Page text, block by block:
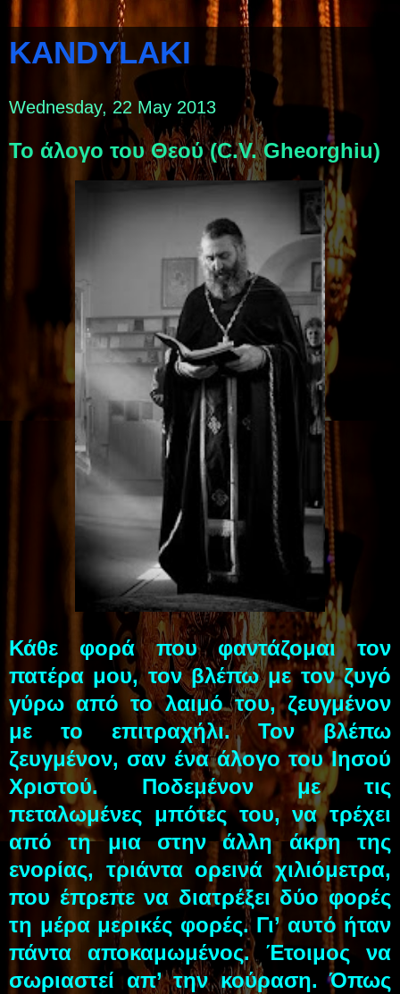
KANDYLAKI
Wednesday, 22 May 2013
Το άλογο του Θεού (C.V. Gheorghiu)
Κάθε φορά που φαντάζομαι τον
πατέρα μου, τον βλέπω με τον ζυγό
γύρω από το λαιμό του, ζευγμένον
με το επιτραχήλι. Τον βλέπω
ζευγμένον, σαν ένα άλογο του Ιησού
Χριστού. Ποδεμένον με τις
πεταλωμένες μπότες του, να τρέχει
από τη μια στην άλλη άκρη της
ενορίας, τριάντα ορεινά χιλιόμετρα,
που έπρεπε να διατρέξει δύο φορές
τη μέρα μερικές φορές. Γι’ αυτό ήταν
πάντα αποκαμωμένος. Έτοιμος να
σωριαστεί απ’ την κούραση. Όπως